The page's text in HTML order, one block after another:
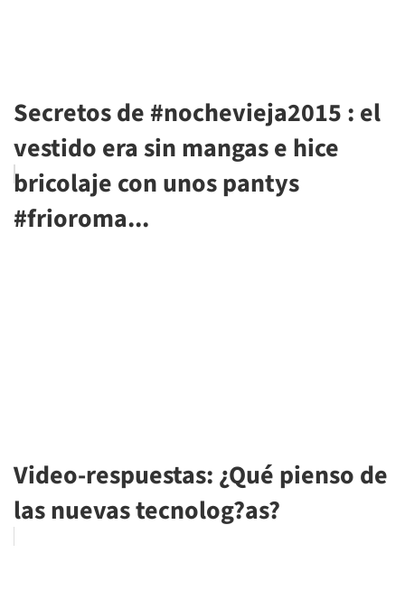
Secretos de #nochevieja2015 : el
vestido era sin mangas e hice
bricolaje con unos pantys
#frioroma...
Video-respuestas: ¿Qué pienso de
las nuevas tecnolog?as?